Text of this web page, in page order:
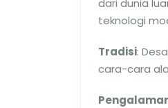
dari dunia
teknologi
Tradisi:
cara-cara